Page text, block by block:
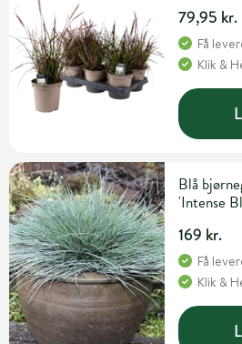
79,95 kr.
Få
Klik &
Blå
'Intense
169 kr.
Få
Klik &